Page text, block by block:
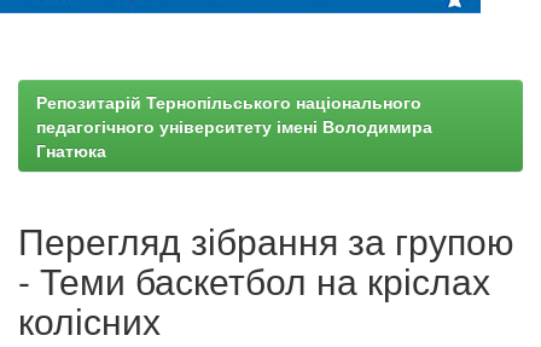
Репозитарій Тернопільського національного
педагогічного університету імені Володимира
Гнатюка
Перегляд зібрання за групою
- Теми баскетбол на кріслах
колісних